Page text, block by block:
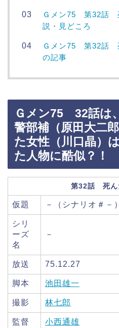
Ｇメン75 第32話
説・見どころ
Ｇメン75 第32話
の記事
Ｇメン75 32話は
警部補（原田大二
た女性（川口晶）
た人物に酷似？！
第32話 死ん
仮題 －（シナリオ＃－）
シリ
ーズ
名
－
放送 75.12.27
脚本 池田雄一
撮影 林七郎
監督 小西通雄